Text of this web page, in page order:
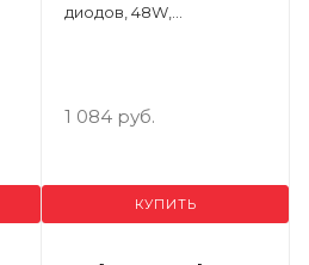
диодов, 48W,
1 084 руб.
КУПИТЬ